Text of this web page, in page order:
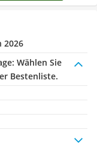
2026
Wählen Sie
Bestenliste.